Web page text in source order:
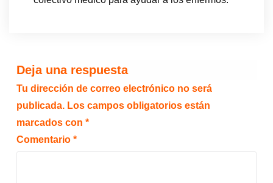
Deja una respuesta
Tu dirección de correo electrónico no será
publicada. Los campos obligatorios están
marcados con *
Comentario *